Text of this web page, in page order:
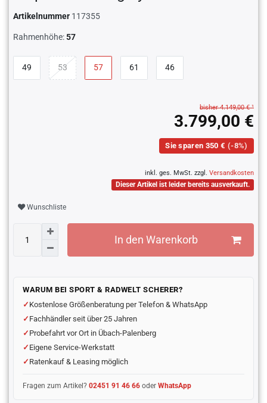
Artikelnummer 117355
Rahmenhöhe:57
49 53 57 61 46
bisher 4.149,00 € ¹
3.799,00 €
Sie sparen 350 € (-8%)
inkl. ges. MwSt. zzgl. Versandkosten
Dieser Artikel ist leider bereits ausverkauft.
Wunschliste
In den Warenkorb
WARUM BEI SPORT & RADWELT SCHERER?
Kostenlose Größenberatung per Telefon & WhatsApp
Fachhändler seit über 25 Jahren
Probefahrt vor Ort in Übach-Palenberg
Eigene Service-Werkstatt
Ratenkauf & Leasing möglich
Fragen zum Artikel?02451 91 46 66 oderWhatsApp